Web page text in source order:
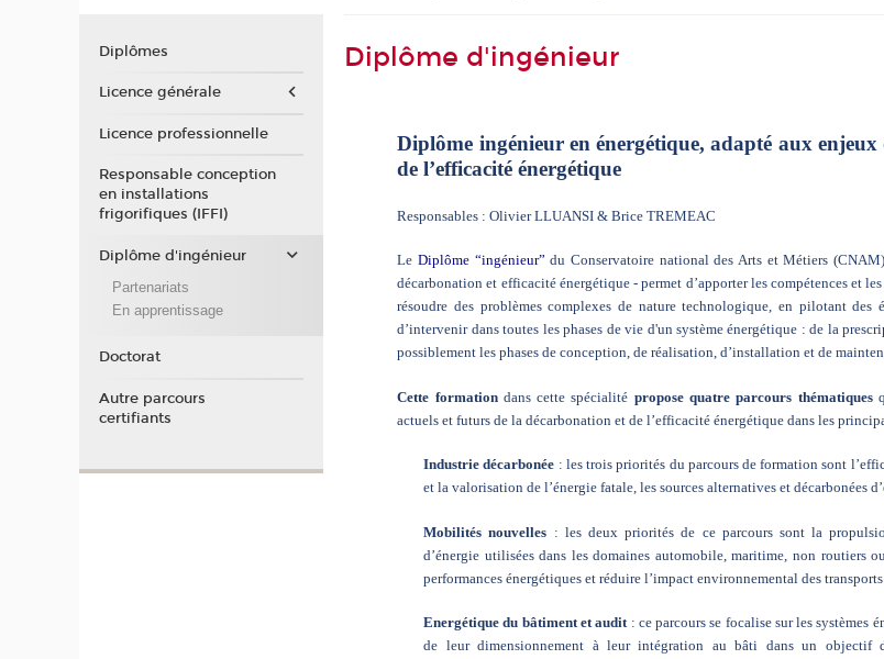
Diplôme d'ingénieur
Diplôme ingénieur en énergétique, adapté aux
de l’efficacité énergétique
Responsables : Olivier LLUANSI & Brice TREMEAC
Le Diplôme “ingénieur” du Conservatoire national des Arts et Métiers
décarbonation et efficacité énergétique - permet d’apporter les compétences et
résoudre des problèmes complexes de nature technologique, en pilotant des
d’intervenir dans toutes les phases de vie d'un système énergétique : de la
possiblement les phases de conception, de réalisation, d’installation et de
Cette formationdans cette spécialité propose quatre parcours thématiques
actuels et futurs de la décarbonation et de l’efficacité énergétique dans les
Industrie décarbonée : les trois priorités du parcours de formation sont
et la valorisation de l’énergie fatale, les sources alternatives et décarbonées
Mobilités nouvelles : les deux priorités de ce parcours sont la
d’énergie utilisées dans les domaines automobile, maritime, non routiers
performances énergétiques et réduire l’impact environnemental des transports
Energétique du bâtiment et audit: ce parcours se focalise sur les systèmes
de leur dimensionnement à leur intégration au bâti dans un objectif
Diplômes
Licence générale
Licence professionnelle
Responsable conception
en installations
frigorifiques (IFFI)
Diplôme d'ingénieur
Partenariats
En apprentissage
Doctorat
Autre parcours
certifiants